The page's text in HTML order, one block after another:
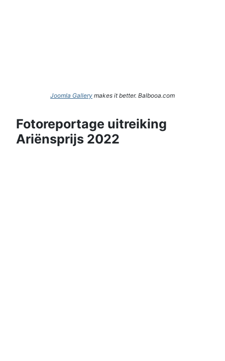
Joomla Gallery makes it better. Balbooa.com
Fotoreportage uitreiking
Ariënsprijs 2022